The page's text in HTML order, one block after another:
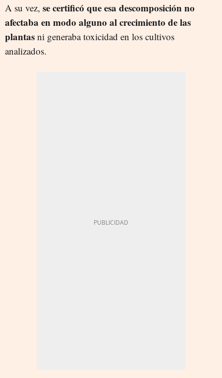
A su vez, se certificó queesa descomposición no
afectaba en modo alguno al crecimiento de las
plantas ni generaba toxicidad en los cultivos
analizados.